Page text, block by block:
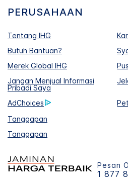
PERUSAHAAN
Tentang IHG
Butuh Bantuan?
Merek Global IHG
Jangan Menjual Informasi
Pribadi Saya
AdChoices
Tanggapan
Tanggapan
Pesan
1 877